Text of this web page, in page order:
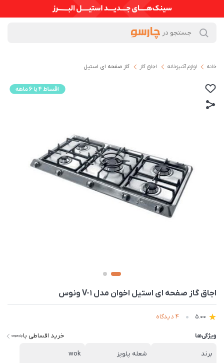
خانه لوازم آشپزخانه اجاق گاز گاز صفحه ای استیل
اجاق گاز صفحه ای استیل اخوان مدل V-1 ونوس
5.00 4 دیدگاه
ویژگی‌ها خرید اقساطی با
برند
شعله پلوپز
wok